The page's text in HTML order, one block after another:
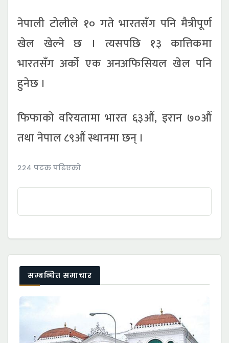
नेपाली टोलीले १० गते भारतसँग पनि मैत्रीपूर्ण
खेल खेल्ने छ । त्यसपछि १३ कात्तिकमा
भारतसँग अर्को एक अनअफिसियल खेल पनि
हुनेछ ।
फिफाको वरियतामा भारत ६३औं, इरान ७०औं
तथा नेपाल ८९औं स्थानमा छन् ।
२२४ पटक पढिएको
सम्बन्धित समाचार